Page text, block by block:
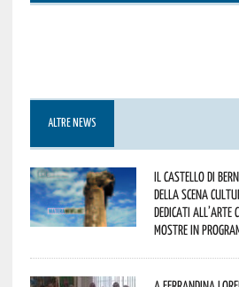
ALTRE NEWS
Il Castello di
della scena
dedicati all’arte
mostre in